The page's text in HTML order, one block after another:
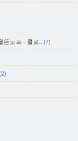
든노트 - 클로.. (7)